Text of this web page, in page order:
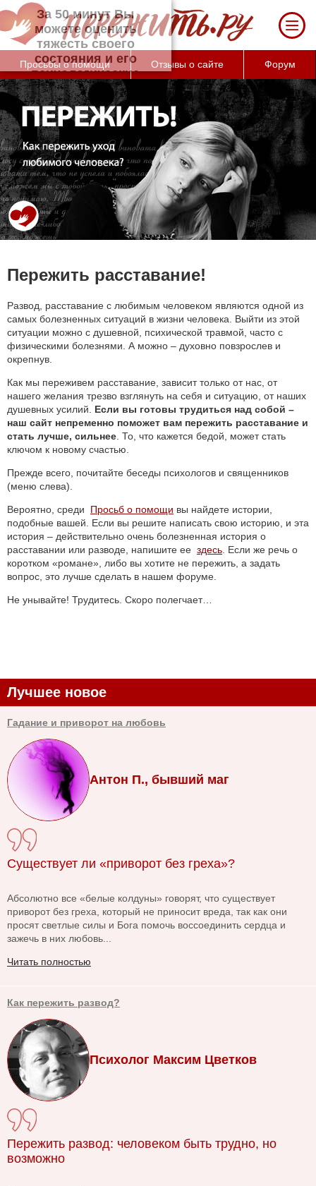
За 50 минут Вы можете оценить тяжесть
своего состояния и его психологические
причины (бесплатно)
Просьбы о помощи Отзывы о сайте Форум
Пережить расставание!
Развод, расставание с любимым человеком являются одной из
самых болезненных ситуаций в жизни человека. Выйти из этой
ситуации можно с душевной, психической травмой, часто с
физическими болезнями. А можно – духовно повзрослев и
окрепнув.
Как мы переживем расставание, зависит только от нас, от
нашего желания трезво взглянуть на себя и ситуацию, от наших
душевных усилий. Если вы готовы трудиться над собой –
наш сайт непременно поможет вам пережить расставание и
стать лучше, сильнее . То, что кажется бедой, может стать
ключом к новому счастью.
Прежде всего, почитайте беседы психологов и священников
(меню слева).
Вероятно, среди Просьб о помощи вы найдете истории,
подобные вашей. Если вы решите написать свою историю, и эта
история – действительно очень болезненная история о
расставании или разводе, напишите ее здесь . Если же речь о
коротком «романе», либо вы хотите не пережить, а задать
вопрос, это лучше сделать в нашем форуме.
Не унывайте! Трудитесь. Скоро полегчает…
Лучшее новое
Гадание и приворот на любовь
Антон П., бывший маг
Существует ли «приворот без греха»?
Абсолютно все «белые колдуны» говорят, что существует
приворот без греха, который не приносит вреда, так как они
просят светлые силы и Бога помочь воссоединить сердца и
зажечь в них любовь...
Читать полностью
Как пережить развод?
Психолог Максим Цветков
Пережить развод: человеком быть трудно, но
возможно